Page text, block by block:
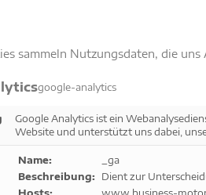
sammeln Nutzungsdaten, die
google-analytics
Google Analytics ist ein
Website und unterstützt uns dabei,
Name:
_ga
Beschreibung:
Dient zur